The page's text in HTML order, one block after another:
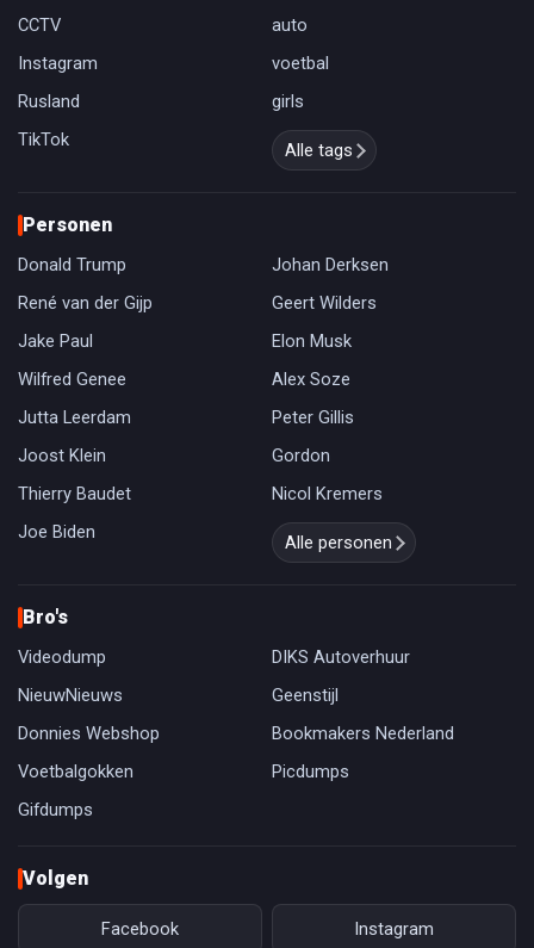
CCTV
auto
Instagram
voetbal
Rusland
girls
TikTok
Alle tags
Personen
Donald Trump
Johan Derksen
René van der Gijp
Geert Wilders
Jake Paul
Elon Musk
Wilfred Genee
Alex Soze
Jutta Leerdam
Peter Gillis
Joost Klein
Gordon
Thierry Baudet
Nicol Kremers
Joe Biden
Alle personen
Bro's
Videodump
DIKS Autoverhuur
NieuwNieuws
Geenstijl
Donnies Webshop
Bookmakers Nederland
Voetbalgokken
Picdumps
Gifdumps
Volgen
Facebook Instagram